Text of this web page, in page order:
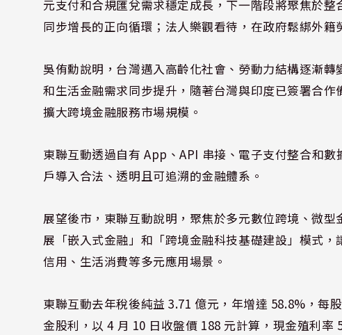
元支付和合規匯兌需求穩定成長，下一階段將聚焦於
同步增長的正向循環；法人樂觀看待，在政府鬆綁外
吳侑勳說明，台灣邁入高齡化社會、勞動力結構逐漸
和生活金融需求同步提升，隨著台灣與印度已簽署合
擴大跨境金融服務市場規模。
東聯互動透過自有 App、API 串接、電子支付整合和
戶導入合法、透明且可追溯的金融體系。
展望後市，東聯互動說明，聚焦於多元數位跨境、微
展「嵌入式金融」和「跨境金融科技基礎建設」模式
信用、生活消費等多元應用場景。
東聯互動去年稅後純益 3.71 億元，年增達 58.8%，每
金股利，以 4 月 10 日收盤價 188 元計算，現金殖利率